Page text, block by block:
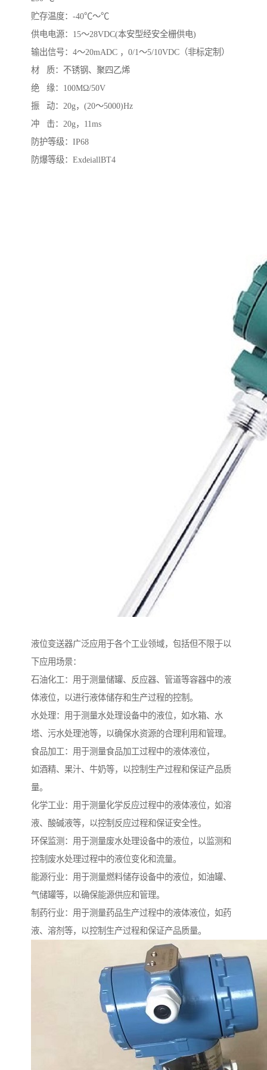
贮存温度：-40℃～℃
供电电源：15～28VDC(本安型经安全栅供电)
输出信号：4～20mADC ，0/1～5/10VDC（非标定制）
材 质：不锈钢、聚四乙烯
绝 缘：100MΩ/50V
振 动：20g，(20～5000)Hz
冲 击：20g，11ms
防护等级：IP68
防爆等级：ExdeiallBT4
液位变送器广泛应用于各个工业领域，包括但不限于以
下应用场景：
石油化工：用于测量储罐、反应器、管道等容器中的液
体液位，以进行液体储存和生产过程的控制。
水处理：用于测量水处理设备中的液位，如水箱、水
塔、污水处理池等，以确保水资源的合理利用和管理。
食品加工：用于测量食品加工过程中的液体液位，
如酒精、果汁、牛奶等，以控制生产过程和保证产品质
量。
化学工业：用于测量化学反应过程中的液体液位，如溶
液、酸碱液等，以控制反应过程和保证安全性。
环保监测：用于测量废水处理设备中的液位，以监测和
控制废水处理过程中的液位变化和流量。
能源行业：用于测量燃料储存设备中的液位，如油罐、
气储罐等，以确保能源供应和管理。
制药行业：用于测量药品生产过程中的液体液位，如药
液、溶剂等，以控制生产过程和保证产品质量。